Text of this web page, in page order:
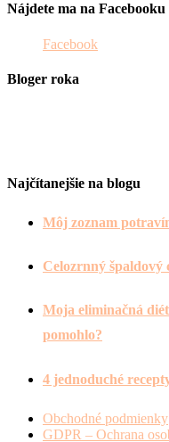
Nájdete ma na Facebooku
Facebook
Bloger roka
Najčítanejšie na blogu
Môj zoznam
Celozrnný špaldový
Moja eliminačná
pomohlo?
4 jednoduché
Obchodné podmienky
GDPR – Ochrana